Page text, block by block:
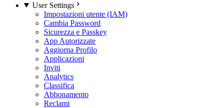
User Settings
Impostazioni utente (IAM)
Cambia Password
Sicurezza e Passkey
App Autorizzate
Aggiorna Profilo
Applicazioni
Inviti
Analytics
Classifica
Abbonamento
Reclami